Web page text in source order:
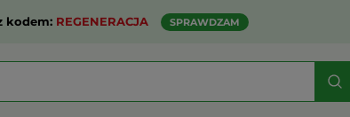
kodem: REGENERACJA SPRAWDZAM